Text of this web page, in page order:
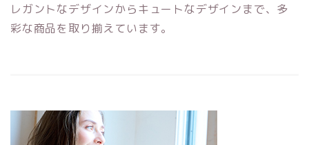
レガントなデザインからキュートなデザインまで、多
彩な商品を取り揃えています。